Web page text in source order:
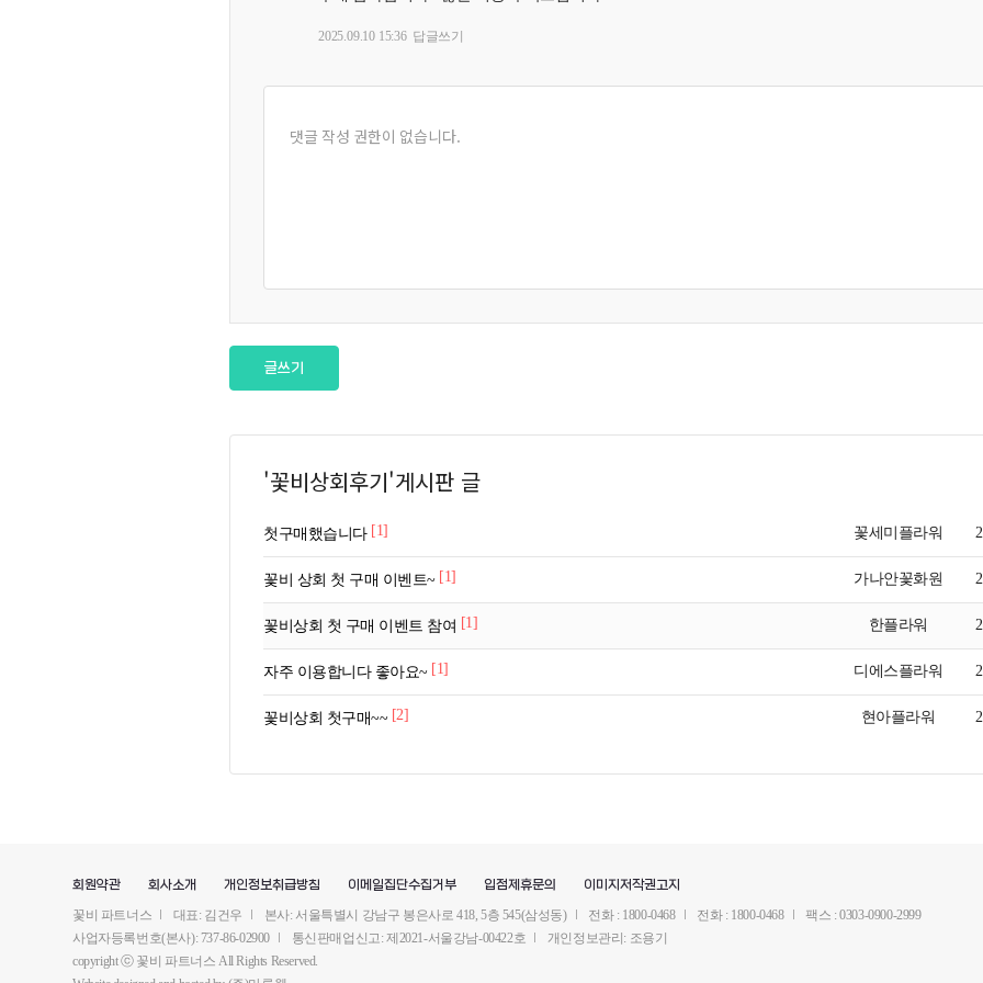
2025.09.10 15:36 답글쓰기
글쓰기
'꽃비상회후기'게시판 글
첫구매했습니다 [1] 꽃세미플라워
꽃비 상회 첫 구매 이벤트~ [1] 가나안꽃화원
꽃비상회 첫 구매 이벤트 참여 [1] 한플라워
자주 이용합니다 좋아요~ [1] 디에스플라워
꽃비상회 첫구매~~ [2] 현아플라워
회원약관 회사소개 개인정보취급방침 이메일집단수집거부 입점제휴문의
이미지저작권고지
꽃비 파트너스
대표: 김건우 본사: 서울특별시 강남구 봉은사로 418, 5층 545(삼성동) 전화 : 1800-0468 전화 : 1800-0468
팩스 : 0303-0900-2999
사업자등록번호(본사): 737-86-02900
통신판매업신고: 제2021-서울강남-00422호
개인정보관리: 조용기
copyright ⓒ 꽃비 파트너스 All Rights Reserved.